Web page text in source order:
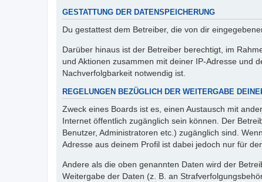
GESTATTUNG DER DATENSPEICHERUNG
Du gestattest dem Betreiber, die von dir
Darüber hinaus ist der Betreiber berechtigt, im
und Aktionen zusammen mit deiner IP-Adresse und
Nachverfolgbarkeit notwendig ist.
REGELUNGEN BEZÜGLICH DER WEITERGABE
Zweck eines Boards ist es, einen Austausch mit
Internet öffentlich zugänglich sein können. Der
Benutzer, Administratoren etc.) zugänglich sind.
Adresse aus deinem Profil ist dabei jedoch nur für
Andere als die oben genannten Daten wird der
Weitergabe der Daten (z. B. an